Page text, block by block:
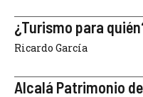
¿Turismo para
Ricardo García
Alcalá Patrimonio